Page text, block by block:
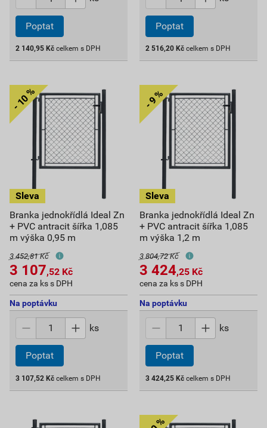
Poptat
2 140,95 Kč celkem s DPH
Poptat
2 516,20 Kč celkem s DPH
Branka jednokřídlá Ideal Zn
+ PVC antracit šířka 1,085
m výška 0,95 m
3 452,81 Kč
3 107,52 Kč
cena za ks s DPH
Na poptávku
ks
Poptat
3 107,52 Kč celkem s DPH
Branka jednokřídlá Ideal Zn
+ PVC antracit šířka 1,085
m výška 1,2 m
3 804,72 Kč
3 424,25 Kč
cena za ks s DPH
Na poptávku
ks
Poptat
3 424,25 Kč celkem s DPH